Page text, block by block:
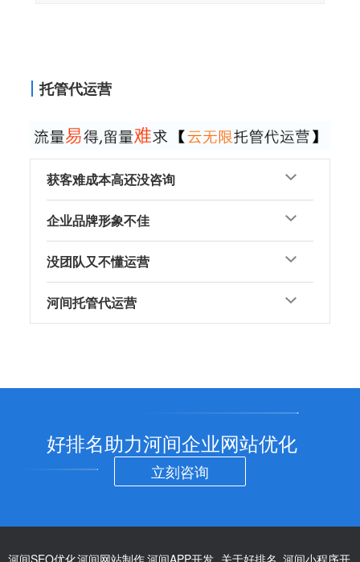
托管代运营
获客难成本高还没咨询
企业品牌形象不佳
没团队又不懂运营
河间托管代运营
好排名助力河间企业网站优化
立刻咨询